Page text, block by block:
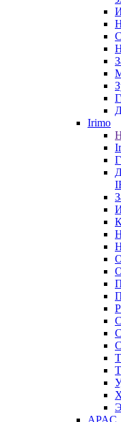
Irimo
APAC